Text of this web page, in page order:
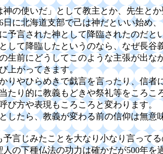
の使いだ」として教主とか、先生とか
日に北海道支部で己は神だといい始め
予言された神として降臨されたのだ
して降臨したというのなら、なぜ長谷
生前にどうしてこのような主張が出な
上がってきます。
りやひらめきで戯言を言ったり、信
たり的に教義もどきや祭礼等をころこ
び方や表現もころころと変わります。
したら、教義が変わる前の信仰は無意
言じみたことを大なり小なり言って
人の下種仏法の功力は確かだが500年